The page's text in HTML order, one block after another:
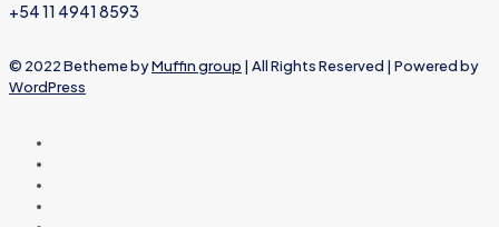
+54 11 4941 8593
© 2022 Betheme byMuffin group | All Rights Reserved | Powered by
WordPress